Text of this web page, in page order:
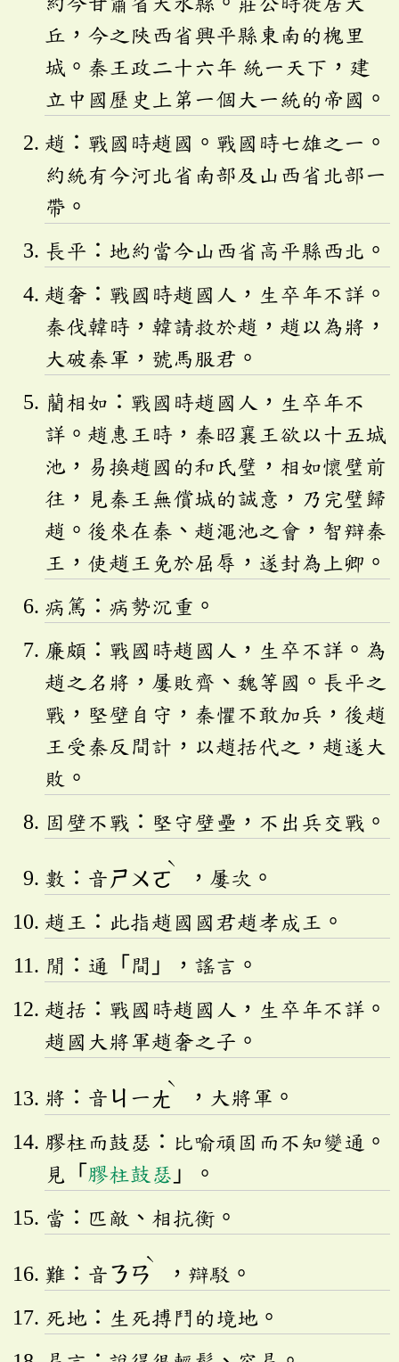
丘，今之陝西省興平縣東南的槐里
城。秦王政二十六年 統一天下，建
立中國歷史上第一個大一統的帝國。
趙：戰國時趙國。戰國時七雄之一。
約統有今河北省南部及山西省北部一
帶。
長平：地約當今山西省高平縣西北。
趙奢：戰國時趙國人，生卒年不詳。
秦伐韓時，韓請救於趙，趙以為將，
大破秦軍，號馬服君。
藺相如：戰國時趙國人，生卒年不
詳。趙惠王時，秦昭襄王欲以十五城
池，易換趙國的和氏璧，相如懷璧前
往，見秦王無償城的誠意，乃完璧歸
趙。後來在秦、趙澠池之會，智辯秦
王，使趙王免於屈辱，遂封為上卿。
病篤：病勢沉重。
廉頗：戰國時趙國人，生卒不詳。為
趙之名將，屢敗齊、魏等國。長平之
戰，堅壁自守，秦懼不敢加兵，後趙
王受秦反間計，以趙括代之，趙遂大
敗。
固壁不戰：堅守壁壘，不出兵交戰。
數：音 ㄕㄨㄛ
ˋ
，屢次。
趙王：此指趙國國君趙孝成王。
閒：通「間」，謠言。
趙括：戰國時趙國人，生卒年不詳。
趙國大將軍趙奢之子。
將：音 ㄐ 一 ㄤ
ˋ
，大將軍。
膠柱而鼓瑟：比喻頑固而不知變通。
見「 膠柱鼓瑟 」。
當：匹敵、相抗衡。
難：音ㄋㄢ
ˋ
，辯駁。
死地：生死搏鬥的境地。